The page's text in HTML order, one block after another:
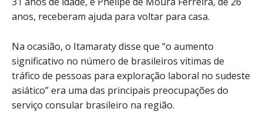
anos, receberam ajuda para voltar para casa.
Na ocasião, o Itamaraty disse que “o aumento
significativo no número de brasileiros vítimas de
tráfico de pessoas para exploração laboral no sudeste
asiático” era uma das principais preocupações do
serviço consular brasileiro na região.